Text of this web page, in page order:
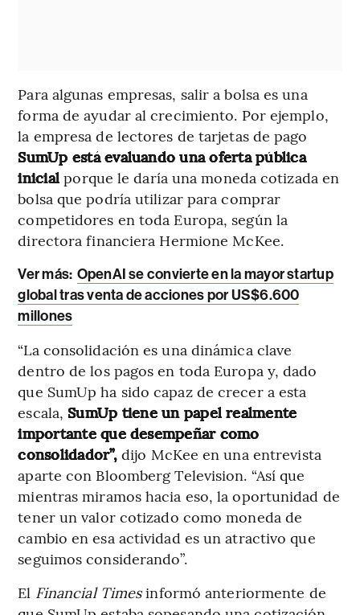
Para algunas empresas, salir a bolsa es una
forma de ayudar al crecimiento. Por ejemplo,
la empresa de lectores de tarjetas de pago
SumUp está evaluando una oferta pública
inicialporque le daría una moneda cotizada en
bolsa que podría utilizar para comprar
competidores en toda Europa, según la
directora financiera Hermione McKee.
Ver más: OpenAI se convierte en la mayor startup
global tras venta de acciones por US$6.600
millones
“La consolidación es una dinámica clave
dentro de los pagos en toda Europa y, dado
que SumUp ha sido capaz de crecer a esta
escala, SumUp tiene un papel realmente
importante que desempeñar como
consolidador”, dijo McKee en una entrevista
aparte con Bloomberg Television. “Así que
mientras miramos hacia eso, la oportunidad de
tener un valor cotizado como moneda de
cambio en esa actividad es un atractivo que
seguimos considerando”.
El Financial Timesinformó anteriormente de